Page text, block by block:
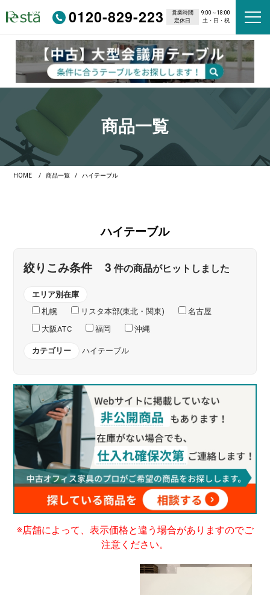
0120-829-223 営業時間
9:00～18:00
定休日
土・日・祝
商品一覧
HOME 商品一覧 ハイテーブル
ハイテーブル
絞りこみ条件 3 件の商品がヒットしました
エリア別在庫
札幌
リスタ本部(東北・関東)
名古屋
大阪ATC
福岡 沖縄
カテゴリー ハイテーブル
※店舗によって、表示価格と違う場合がありますのでご
注意ください。